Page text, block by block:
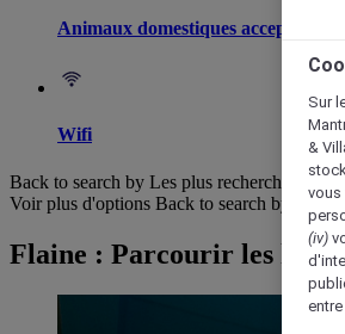
Animaux domestiques acceptés
Wifi
Back to search by Les plus recherchés
Voir plus d'options Back to search by
Flaine : Parcourir les
Sur
&
vous
(iv)